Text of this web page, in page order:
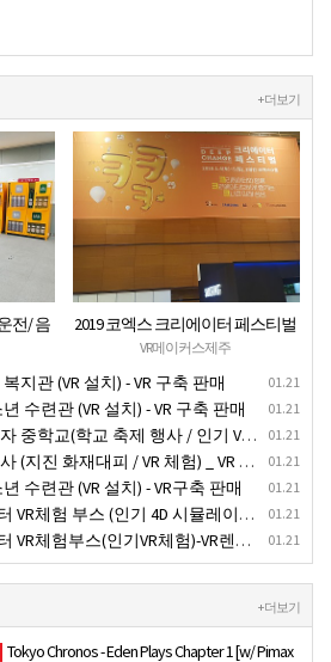
+ 더보기
전/ 음
렌탈
2019 코엑스 크리에이터 페스티벌
VR체험 부스 (인기 VR 체험) - VR렌
탈대여 행사
VR메이커스제주
01.21
지관 (VR 설치) - VR 구축 판매
01.21
수련관 (VR 설치) - VR 구축 판매
01.21
교 축제 행사 / 인기 VR 컨텐츠 ) - VR렌탈대여 행사
01.21
화재대피 / VR 체험) _ VR 렌탈대여행사
01.21
수련관 (VR 설치) - VR구축 판매
01.21
부스 (인기 4D 시뮬레이터 체험)- VR렌탈
01.21
체험부스(인기VR체험)-VR렌탈대여
+ 더보기
Tokyo Chronos - Eden Plays Chapter 1 [w/ Pimax